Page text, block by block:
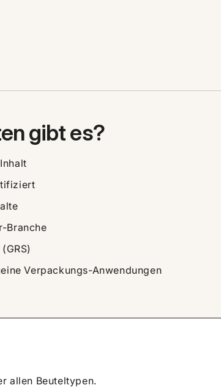
gibt es?
Branche
Verpackungs-Anwendungen
allen Beuteltypen.